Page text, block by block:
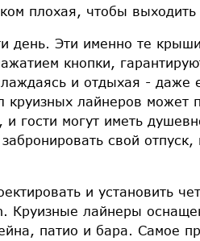
плохая, чтобы выходить
день. Эти именно те
кнопки,
и отдыхая - даже
круизных лайнеров может
гости могут иметь
свой отпуск,
и установить
Круизные лайнеры
патио и бара. Самое